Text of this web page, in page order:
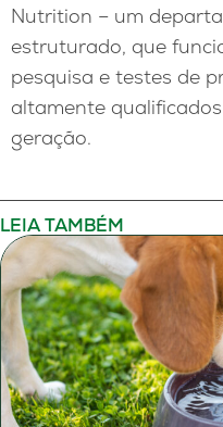
Nutrition – um
estruturado, que
pesquisa e testes de
altamente
geração.
LEIA TAMBÉM